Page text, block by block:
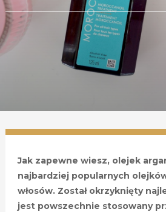
Jak zapewne wiesz, olejek
najbardziej popularnych
włosów. Został okrzyknięty
jest powszechnie stosowany